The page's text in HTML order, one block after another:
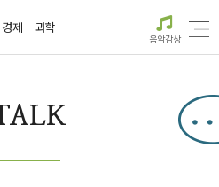
경제 과학
음악감상